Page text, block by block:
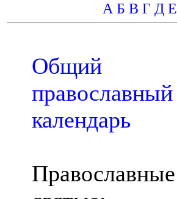
А Б В Г Д Е
Общий
православный
календарь
Православные